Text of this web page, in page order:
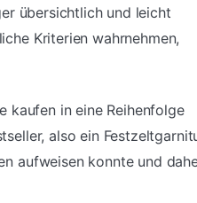
übersichtlich und leicht
Kriterien wahrnehmen,
kaufen in eine Reihenfolge
also ein
aufweisen konnte und